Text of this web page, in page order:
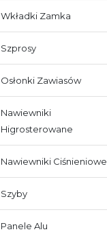
Wkładki Zamka
Szprosy
Osłonki Zawiasów
Nawiewniki
Higrosterowane
Nawiewniki Ciśnieniowe
Szyby
Panele Alu